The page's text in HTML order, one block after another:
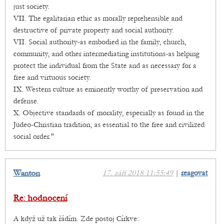
just society.
VII. The egalitarian ethic as morally reprehensible and
destructive of private property and social authority.
VII. Social authority-as embodied in the family, church,
community, and other intermediating institutions-as helping
protect the individual from the State and as necessary for a
free and virtuous society.
IX. Western culture as eminently worthy of preservation and
defense.
X. Objective standards of morality, especially as found in the
Judeo-Christian tradition, as essential to the free and civilized
social order."
17. září 2018 11:55:49| reagovat
Wanton
Re: hodnocení
A když už tak řádím. Zde postoj Církve: